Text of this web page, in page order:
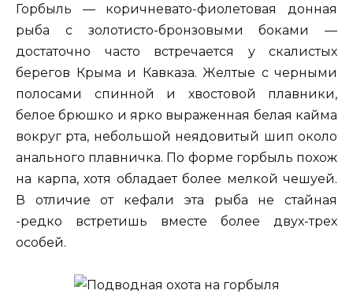
Горбыль — коричневато-фиолетовая донная
рыба с золотисто-бронзовыми боками —
достаточно часто встречается у скалистых
берегов Крыма и Кавказа. Желтые с черными
полосами спинной и хвостовой плавники,
белое брюшко и ярко выраженная белая кайма
вокруг рта, небольшой неядовитый шип около
анального плавничка. По форме горбыль похож
на карпа, хотя обладает более мелкой чешуей.
В отличие от кефали эта рыба не стайная
-редко встретишь вместе более двух-трех
особей.